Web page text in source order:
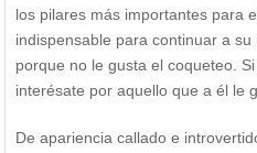
los pilares más importantes para
indispensable para continuar a
porque no le gusta el coqueteo.
interésate por aquello que a él le
De apariencia callado e